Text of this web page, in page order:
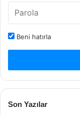
Beni hatırla
Son Yazılar